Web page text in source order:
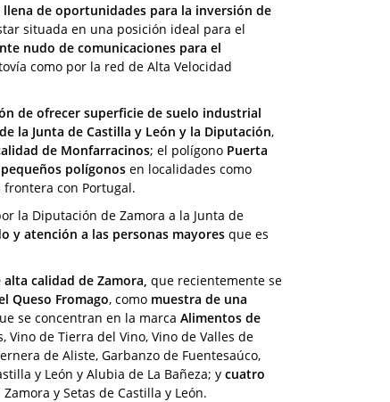
de oportunidades para la inversión de
situada en una posición ideal para el
nudo de comunicaciones para el
como por la red de Alta Velocidad
de ofrecer superficie de suelo industrial
la Junta de Castilla y León y la Diputación,
de Monfarracinos; el polígono Puerta
pequeños polígonos en localidades como
frontera con Portugal.
la Diputación de Zamora a la Junta de
y atención a las personas mayores que es
calidad de Zamora, que recientemente se
Queso Fromago, como muestra de una
se concentran en la marca Alimentos de
Vino de Tierra del Vino, Vino de Valles de
de Aliste, Garbanzo de Fuentesaúco,
y León y Alubia de La Bañeza; y cuatro
y Setas de Castilla y León.